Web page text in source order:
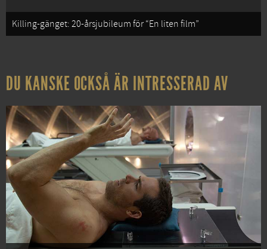
Killing-gänget: 20-årsjubileum för “En liten film”
DU KANSKE OCKSÅ ÄR INTRESSERAD AV